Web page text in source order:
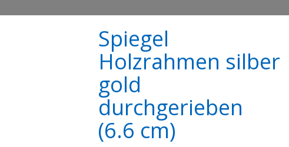
Spiegel
Holzrahmen silber
gold
durchgerieben
(6.6 cm)